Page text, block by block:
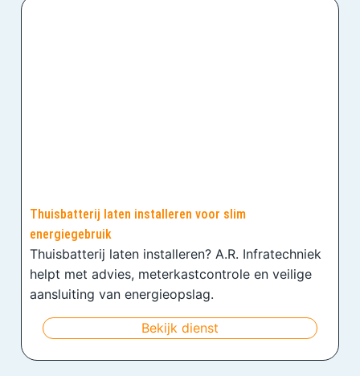
Thuisbatterij laten installeren voor slim
energiegebruik
Thuisbatterij laten installeren? A.R. Infratechniek
helpt met advies, meterkastcontrole en veilige
aansluiting van energieopslag.
Bekijk dienst